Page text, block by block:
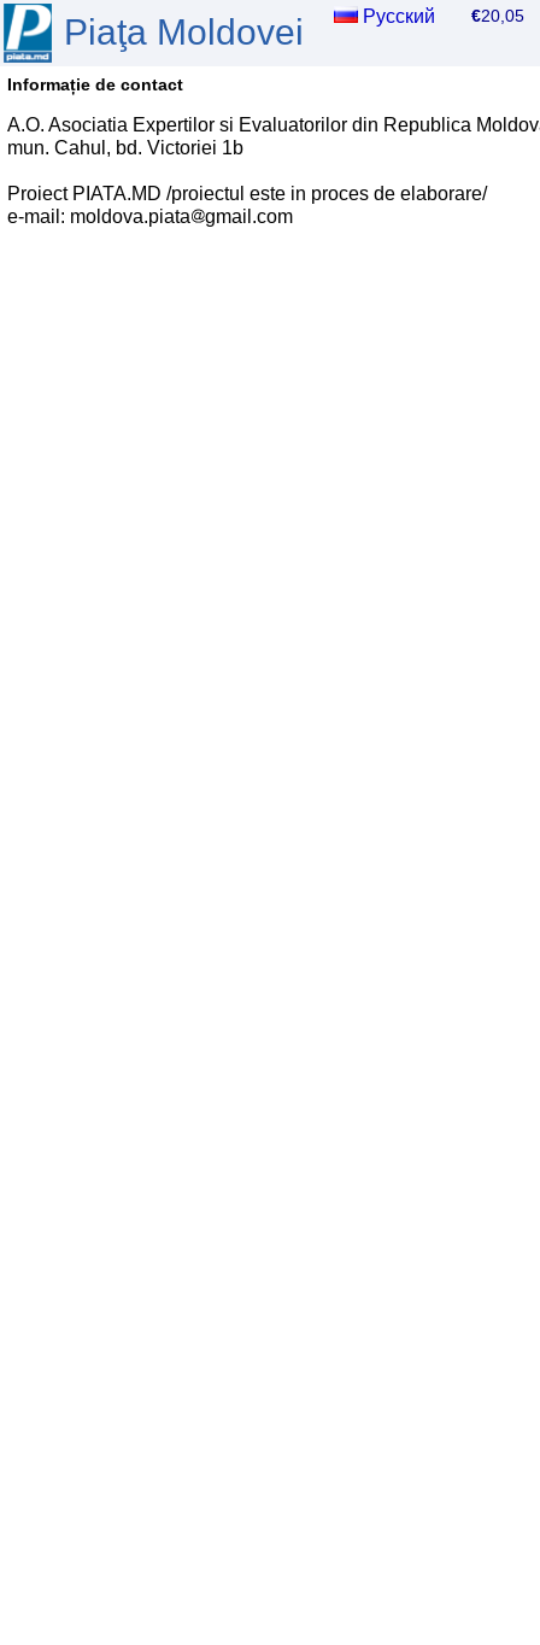
Piaţa Moldovei Русский €
Informație de contact
A.O. Asociatia Expertilor si Evaluatorilor din Republica
mun. Cahul, bd. Victoriei 1b
Proiect PIATA.MD /proiectul este in proces de elaborare/
e-mail: moldova.piata
gmail.com